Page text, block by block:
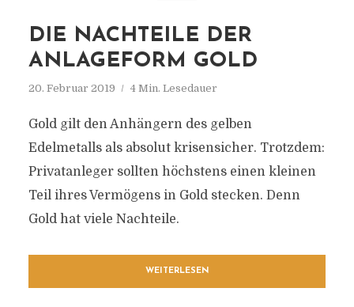
DIE NACHTEILE DER
ANLAGEFORM GOLD
20. Februar 2019 4 Min. Lesedauer
Gold gilt den Anhängern des gelben
Edelmetalls als absolut krisensicher. Trotzdem:
Privatanleger sollten höchstens einen kleinen
Teil ihres Vermögens in Gold stecken. Denn
Gold hat viele Nachteile.
WEITERLESEN